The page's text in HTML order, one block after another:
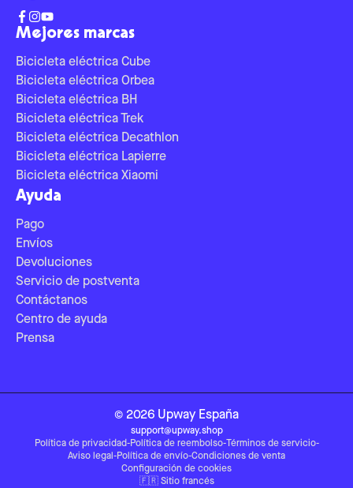
Mejores marcas
Bicicleta eléctrica Cube
Bicicleta eléctrica Orbea
Bicicleta eléctrica BH
Bicicleta eléctrica Trek
Bicicleta eléctrica Decathlon
Bicicleta eléctrica Lapierre
Bicicleta eléctrica Xiaomi
Ayuda
Pago
Envíos
Devoluciones
Servicio de postventa
Contáctanos
Centro de ayuda
Prensa
© 2026 Upway España
support@upway.shop
Política de privacidad-Política de reembolso-Términos de servicio-
Aviso legal -Política de envío-Condiciones de venta
Configuración de cookies
🇫🇷 Sitio francés